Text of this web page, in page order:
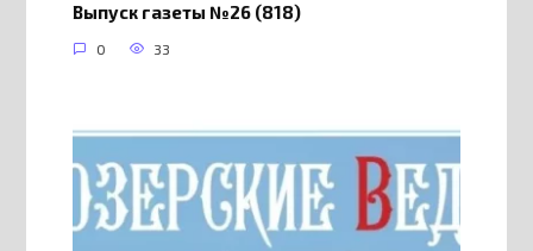
Выпуск газеты №26 (818)
0 33